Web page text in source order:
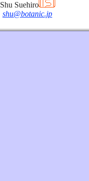
Shu Suehiro
shu@botanic.jp